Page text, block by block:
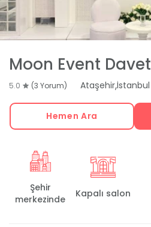
Moon Event Davet
5.0 (3 Yorum) Ataşehir,İstanbul
Hemen Ara
Şehir
merkezinde
Kapalı salon